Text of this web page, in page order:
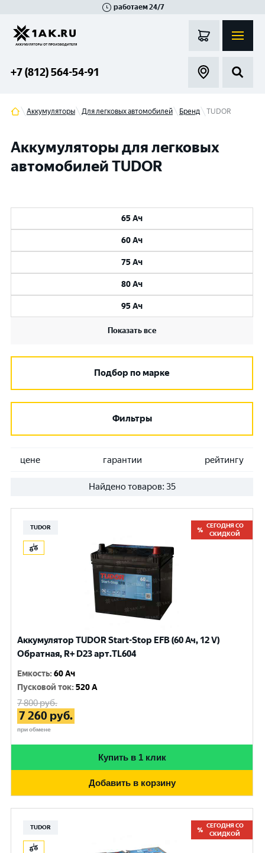
работаем 24/7
+7 (812) 564-54-91
Аккумуляторы Для легковых автомобилей Бренд TUDOR
Аккумуляторы для легковых
автомобилей TUDOR
65 Ач
60 Ач
75 Ач
80 Ач
95 Ач
Показать все
Подбор по марке
Фильтры
цене гарантии рейтингу
Найдено товаров: 35
TUDOR
СЕГОДНЯ СО
СКИДКОЙ
Аккумулятор TUDOR Start-Stop EFB (60 Ач, 12 V)
Обратная, R+ D23 арт.TL604
Емкость:60 Ач
Пусковой ток:520 A
7 800руб.
7 260 руб.
при обмене
Купить в 1 клик
Добавить в корзину
TUDOR
СЕГОДНЯ СО
СКИДКОЙ
Гатчина